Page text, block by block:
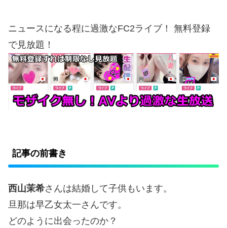
ニュースになる程に過激なFC2ライブ！ 無料登録
で見放題！
記事の前書き
西山茉希さんは結婚して子供もいます。
旦那は早乙女太一さんです。
どのように出会ったのか？